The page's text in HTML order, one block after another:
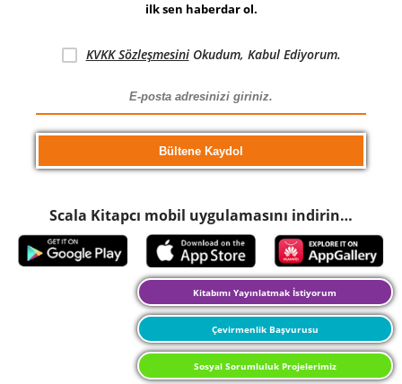
ilk sen haberdar ol.
KVKK SözleşmesiniOkudum, Kabul Ediyorum.
Scala Kitapcı mobil uygulamasını indirin…
Kitabımı Yayınlatmak İstiyorum
Çevirmenlik Başvurusu
Sosyal Sorumluluk Projelerimiz